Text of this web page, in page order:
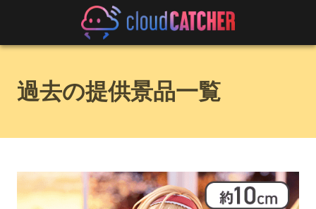
過去の提供景品一覧